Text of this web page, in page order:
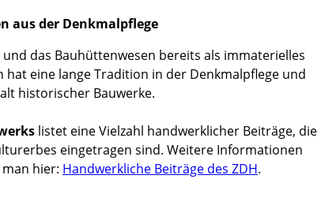
aus der Denkmalpflege
das Bauhüttenwesen bereits als immaterielles
eine lange Tradition in der Denkmalpflege und
historischer Bauwerke.
listet eine Vielzahl handwerklicher Beiträge, die
eingetragen sind. Weitere Informationen
hier: Handwerkliche Beiträge des ZDH.